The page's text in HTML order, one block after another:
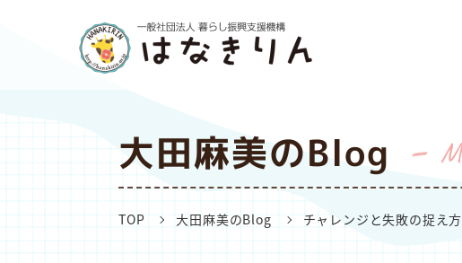
大田麻美のBlog
TOP 大田麻美のBlog チャレンジと失敗の捉え方